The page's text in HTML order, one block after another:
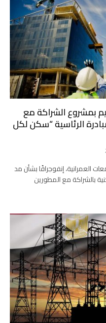
بمشروع الشراكة مع
الرئاسية “سكن لكل
العمرانية، إنفوجرافًا بشأن مد
بالشراكة مع المطورين